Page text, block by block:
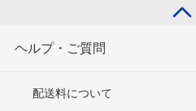
ヘルプ・ご質問
配送料について